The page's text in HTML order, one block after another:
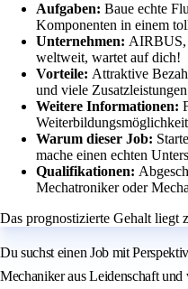
Aufgaben: Baue echte
Komponenten in einem
Unternehmen: AIRBUS,
weltweit, wartet auf dich!
Vorteile: Attraktive
und viele
Weitere Informationen:
Warum dieser Job:
mache einen echten
Qualifikationen:
Mechatroniker oder
Das prognostizierte Gehalt liegt
Du suchst einen Job mit
Mechaniker aus Leidenschaft